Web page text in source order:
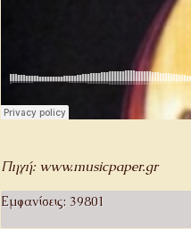
Πηγή: www.musicpaper.gr
Εμφανίσεις: 39801